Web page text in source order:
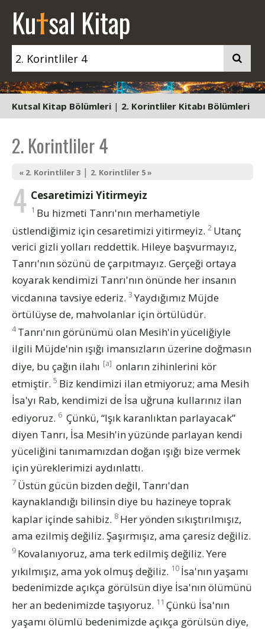
Kutsal Kitap
Kutsal Kitap Bölümleri | 2. Korintliler Kitabı Bölümleri
2. Korintliler 4
« 2. Korintliler 3 | 2. Korintliler 5 »
4 Cesaretimizi Yitirmeyiz
1 Bu hizmeti Tanrı'nın merhametiyle
üstlendiğimiz için cesaretimizi yitirmeyiz. 2 Utanç
verici gizli yolları reddettik. Hileye başvurmayız,
Tanrı'nın sözünü de çarpıtmayız. Gerçeği ortaya
koyarak kendimizi Tanrı'nın önünde her insanın
vicdanına tavsiye ederiz. 3 Yaydığımız Müjde
örtülüyse de, mahvolanlar için örtülüdür.
4 Tanrı'nın görünümü olan Mesih'in yüceliğiyle
ilgili Müjde'nin ışığı imansızların üzerine doğmasın
diye, bu çağın ilahı [a] onların zihinlerini kör
etmiştir. 5 Biz kendimizi ilan etmiyoruz; ama Mesih
İsa'yı Rab, kendimizi de İsa uğruna kullarınız ilan
ediyoruz. 6 Çünkü, “Işık karanlıktan parlayacak”
diyen Tanrı, İsa Mesih'in yüzünde parlayan kendi
yüceliğini tanımamızdan doğan ışığı bize vermek
için yüreklerimizi aydınlattı.
7 Üstün gücün bizden değil, Tanrı'dan
kaynaklandığı bilinsin diye bu hazineye toprak
kaplar içinde sahibiz. 8 Her yönden sıkıştırılmışız,
ama ezilmiş değiliz. Şaşırmışız, ama çaresiz değiliz.
9 Kovalanıyoruz, ama terk edilmiş değiliz. Yere
yıkılmışız, ama yok olmuş değiliz. 10 İsa'nın yaşamı
bedenimizde açıkça görülsün diye İsa'nın ölümünü
her an bedenimizde taşıyoruz. 11 Çünkü İsa'nın
yaşamı ölümlü bedenimizde açıkça görülsün diye,